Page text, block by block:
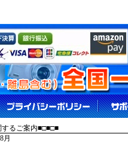
るご案内■□■□■
月